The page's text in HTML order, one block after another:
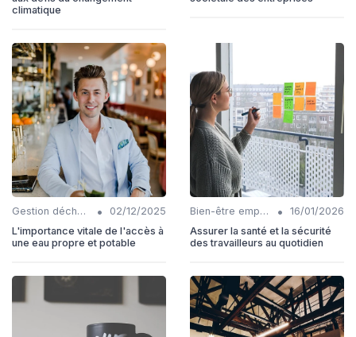
climatique
Gestion déchets •
02/12/2025
L'importance vitale de l'accès à
une eau propre et potable
Bien-être employés •
16/01/2026
Assurer la santé et la sécurité
des travailleurs au quotidien